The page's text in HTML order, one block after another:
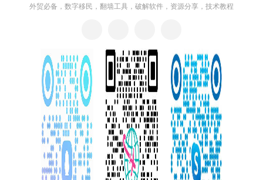
外贸必备，数字移民，翻墙工具，破解软件，资源分享，技术教程